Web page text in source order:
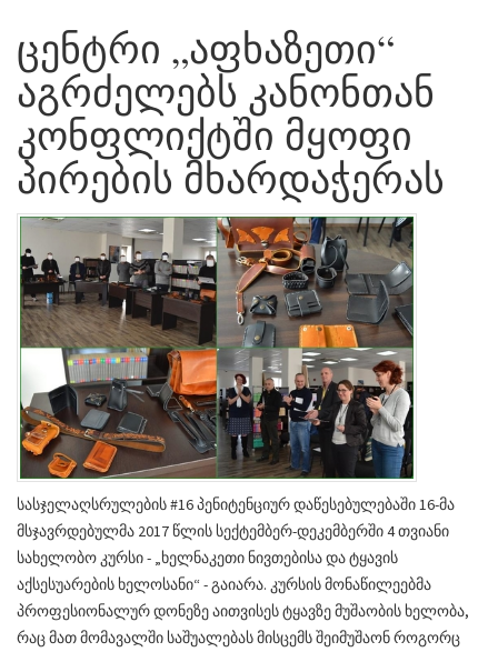
ცენტრი „აფხაზეთი“
აგრძელებს კანონთან
კონფლიქტში მყოფი
პირების მხარდაჭერას
სასჯელაღსრულების #16 პენიტენციურ დაწესებულებაში 16-მა
მსჯავრდებულმა 2017 წლის სექტემბერ-დეკემბერში 4 თვიანი
სახელობო კურსი - „ხელნაკეთი ნივთებისა და ტყავის
აქსესუარების ხელოსანი“ - გაიარა. კურსის მონაწილეებმა
პროფესიონალურ დონეზე აითვისეს ტყავზე მუშაობის ხელობა,
რაც მათ მომავალში საშუალებას მისცემს შეიმუშაონ როგორც